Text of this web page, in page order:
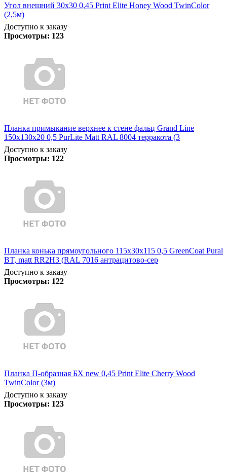
Угол внешний 30х30 0,45 Print Elite Honey Wood TwinColor
(2,5м)
Доступно к заказу
Просмотры: 123
Планка примыкание верхнее к стене фальц Grand Line
150х130х20 0,5 PurLite Matt RAL 8004 терракота (3
Доступно к заказу
Просмотры: 122
Планка конька прямоугольного 115х30х115 0,5 GreenCoat Pural
BT, matt RR2Н3 (RAL 7016 антрацитово-сер
Доступно к заказу
Просмотры: 122
Планка П-образная БХ new 0,45 Print Elite Cherry Wood
TwinColor (3м)
Доступно к заказу
Просмотры: 123